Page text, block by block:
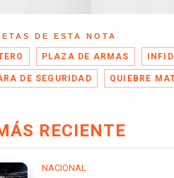
DE ESTA NOTA
PLAZA DE ARMAS
DE SEGURIDAD QUIEBRE
RECIENTE
NACIONAL